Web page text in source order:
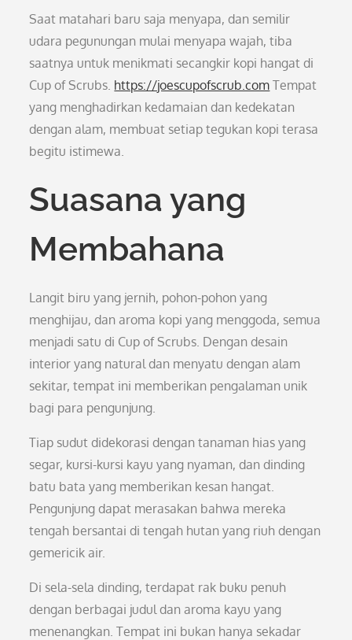
Saat matahari baru saja menyapa, dan semilir
udara pegunungan mulai menyapa wajah, tiba
saatnya untuk menikmati secangkir kopi hangat di
Cup of Scrubs. https://joescupofscrub.com Tempat
yang menghadirkan kedamaian dan kedekatan
dengan alam, membuat setiap tegukan kopi terasa
begitu istimewa.
Suasana yang
Membahana
Langit biru yang jernih, pohon-pohon yang
menghijau, dan aroma kopi yang menggoda, semua
menjadi satu di Cup of Scrubs. Dengan desain
interior yang natural dan menyatu dengan alam
sekitar, tempat ini memberikan pengalaman unik
bagi para pengunjung.
Tiap sudut didekorasi dengan tanaman hias yang
segar, kursi-kursi kayu yang nyaman, dan dinding
batu bata yang memberikan kesan hangat.
Pengunjung dapat merasakan bahwa mereka
tengah bersantai di tengah hutan yang riuh dengan
gemericik air.
Di sela-sela dinding, terdapat rak buku penuh
dengan berbagai judul dan aroma kayu yang
menenangkan. Tempat ini bukan hanya sekadar